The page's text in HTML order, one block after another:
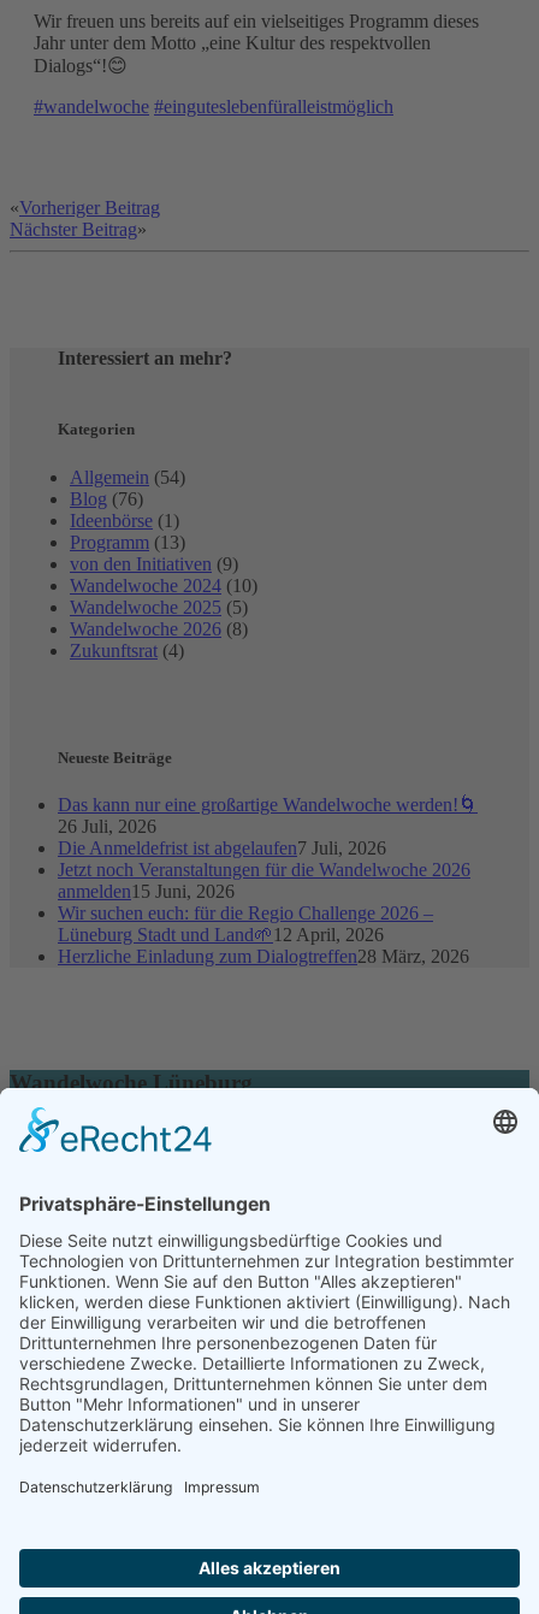
Wir freuen uns bereits auf ein vielseitiges Programm dieses
Jahr unter dem Motto „eine Kultur des respektvollen
Dialogs“!😊
#wandelwoche #einguteslebenfüralleistmöglich
«Vorheriger Beitrag
Nächster Beitrag»
Interessiert an mehr?
Kategorien
Allgemein (54)
Blog (76)
Ideenbörse (1)
Programm (13)
von den Initiativen (9)
Wandelwoche 2024 (10)
Wandelwoche 2025 (5)
Wandelwoche 2026 (8)
Zukunftsrat (4)
Neueste Beiträge
Das kann nur eine großartige Wandelwoche werden!🌀
26 Juli, 2026
Die Anmeldefrist ist abgelaufen7 Juli, 2026
Jetzt noch Veranstaltungen für die Wandelwoche 2026
anmelden15 Juni, 2026
Wir suchen euch: für die Regio Challenge 2026 –
Lüneburg Stadt und Land🌱 12 April, 2026
Herzliche Einladung zum Dialogtreffen28 März, 2026
Wandelwoche Lüneburg
Die Wandelwoche wird organisiert vom
Zukunftsrat Lüneburg e.V.
kontakt@zukunftsrat-lueneburg.de
Über die Wandelwoche
Wandelwoche 2026
Initiativen
Veranstaltungskalender
Beiträge
Spenden
Kontakt
Cookie-Einstellungen
Facebook